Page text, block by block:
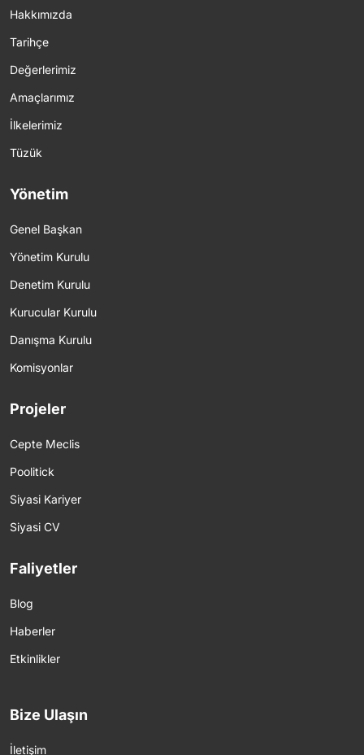
Hakkımızda
Tarihçe
Değerlerimiz
Amaçlarımız
İlkelerimiz
Tüzük
Yönetim
Genel Başkan
Yönetim Kurulu
Denetim Kurulu
Kurucular Kurulu
Danışma Kurulu
Komisyonlar
Projeler
Cepte Meclis
Poolitick
Siyasi Kariyer
Siyasi CV
Faliyetler
Blog
Haberler
Etkinlikler
Bize Ulaşın
İletişim